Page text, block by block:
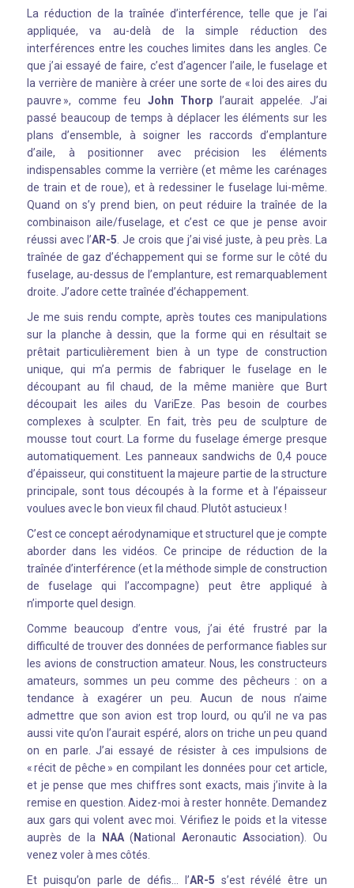
La réduction de la traînée d’interférence, telle que je l’ai
appliquée, va au-delà de la simple réduction des
interférences entre les couches limites dans les angles. Ce
que j’ai essayé de faire, c’est d’agencer l’aile, le fuselage et
la verrière de manière à créer une sorte de « loi des aires du
pauvre », comme feu John Thorp l’aurait appelée. J’ai
passé beaucoup de temps à déplacer les éléments sur les
plans d’ensemble, à soigner les raccords d’emplanture
d’aile, à positionner avec précision les éléments
indispensables comme la verrière (et même les carénages
de train et de roue), et à redessiner le fuselage lui-même.
Quand on s’y prend bien, on peut réduire la traînée de la
combinaison aile/fuselage, et c’est ce que je pense avoir
réussi avec l’AR-5. Je crois que j’ai visé juste, à peu près. La
traînée de gaz d’échappement qui se forme sur le côté du
fuselage, au-dessus de l’emplanture, est remarquablement
droite. J’adore cette traînée d’échappement.
Je me suis rendu compte, après toutes ces manipulations
sur la planche à dessin, que la forme qui en résultait se
prêtait particulièrement bien à un type de construction
unique, qui m’a permis de fabriquer le fuselage en le
découpant au fil chaud, de la même manière que Burt
découpait les ailes du VariEze. Pas besoin de courbes
complexes à sculpter. En fait, très peu de sculpture de
mousse tout court. La forme du fuselage émerge presque
automatiquement. Les panneaux sandwichs de 0,4 pouce
d’épaisseur, qui constituent la majeure partie de la structure
principale, sont tous découpés à la forme et à l’épaisseur
voulues avec le bon vieux fil chaud. Plutôt astucieux !
C’est ce concept aérodynamique et structurel que je compte
aborder dans les vidéos. Ce principe de réduction de la
traînée d’interférence (et la méthode simple de construction
de fuselage qui l’accompagne) peut être appliqué à
n’importe quel design.
Comme beaucoup d’entre vous, j’ai été frustré par la
difficulté de trouver des données de performance fiables sur
les avions de construction amateur. Nous, les constructeurs
amateurs, sommes un peu comme des pêcheurs : on a
tendance à exagérer un peu. Aucun de nous n’aime
admettre que son avion est trop lourd, ou qu’il ne va pas
aussi vite qu’on l’aurait espéré, alors on triche un peu quand
on en parle. J’ai essayé de résister à ces impulsions de
« récit de pêche » en compilant les données pour cet article,
et je pense que mes chiffres sont exacts, mais j’invite à la
remise en question. Aidez-moi à rester honnête. Demandez
aux gars qui volent avec moi. Vérifiez le poids et la vitesse
auprès de la
NAA( NationalAeronauticAssociation). Ou
venez voler à mes côtés.
Et puisqu’on parle de défis… l’AR-5 s’est révélé être un